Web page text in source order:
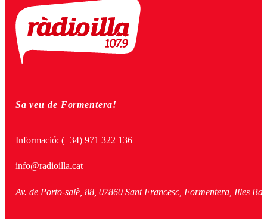
Sa veu de Formentera!
Informació: (+34) 971 322 136
info@radioilla.cat
Av. de Porto-salè, 88, 07860 Sant Francesc, Formentera, Illes